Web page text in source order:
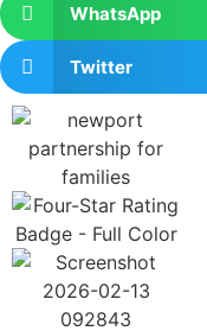
WhatsApp
Twitter